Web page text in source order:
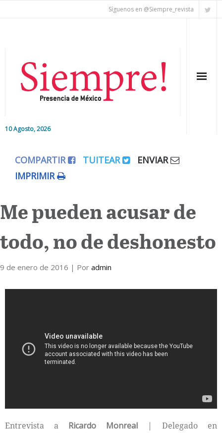
Síguenos en @Siempre_revista
10 Agosto, 2026
Editorial
Colaboradores
Internacional
Cultura
COMPARTIR TUITEAR
ENVIAR
IMPRIMIR
Me pueden acusar de
todo, no de deshonesto
9 de enero de 2016 | Por admin
Entrevista a Ricardo Monreal | Delegado en